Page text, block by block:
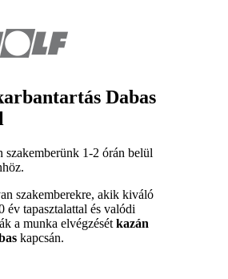
Dabas
szakemberünk 1-2 órán belül
szakemberekre, akik kiváló
év tapasztalattal és valódi
a munka elvégzését kazán
kapcsán.